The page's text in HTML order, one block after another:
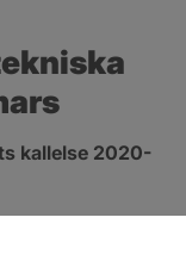
kallelse 2020-